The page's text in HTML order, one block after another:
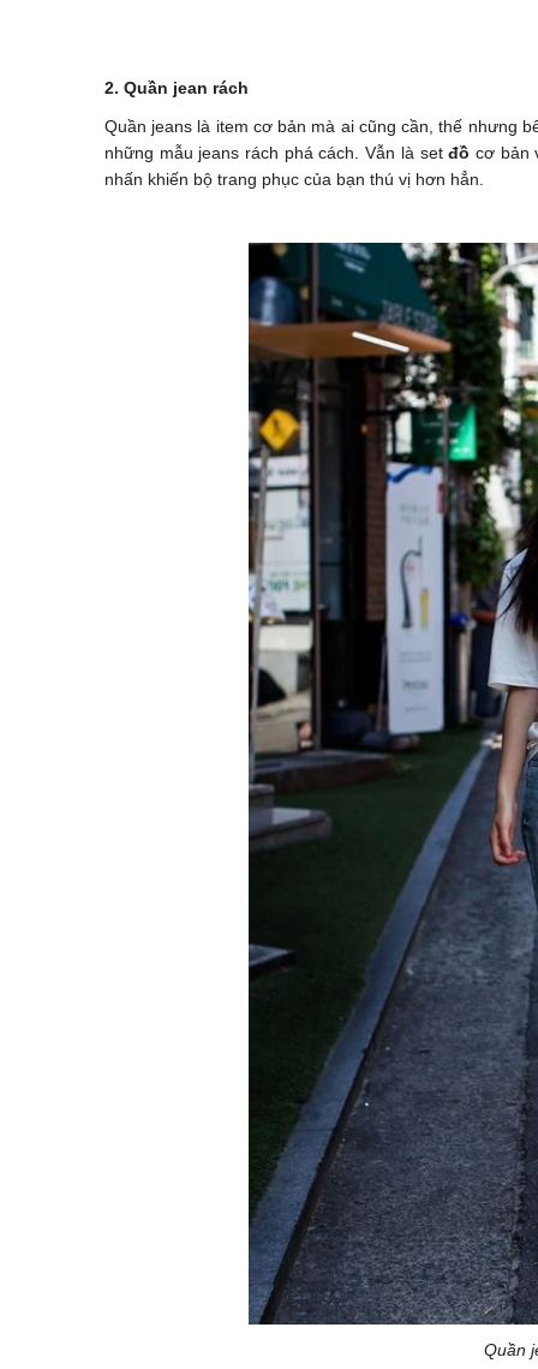
2. Quần jean rách
Quần jeans là item cơ bản mà ai cũng cần, thế nhưng
những mẫu jeans rách phá cách. Vẫn là setđồ cơ bản
nhấn khiến bộ trang phục của bạn thú vị hơn hẳn.
Quần